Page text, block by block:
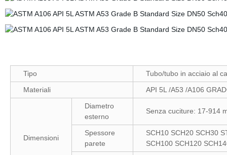
Tipo
Tubo/tubo in acciaio al
Materiali
API 5L /A53 /A106
Dimensioni
Diametro
esterno
Senza cuciture: 17-914
Spessore
parete
SCH10 SCH20 SCH30
SCH100 SCH120